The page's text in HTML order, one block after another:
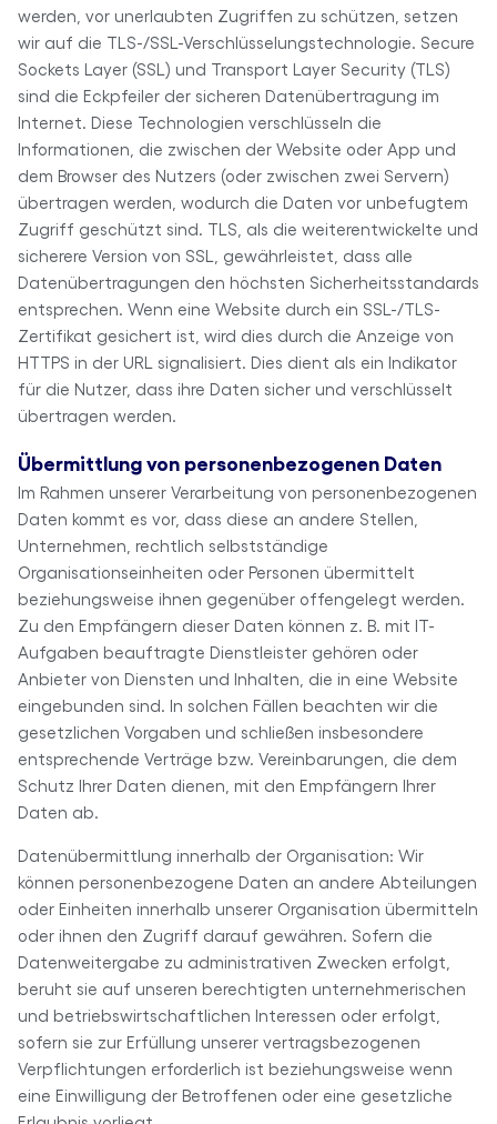
werden, vor unerlaubten Zugriffen zu schützen, setzen
wir auf die TLS-/SSL-Verschlüsselungstechnologie. Secure
Sockets Layer (SSL) und Transport Layer Security (TLS)
sind die Eckpfeiler der sicheren Datenübertragung im
Internet. Diese Technologien verschlüsseln die
Informationen, die zwischen der Website oder App und
dem Browser des Nutzers (oder zwischen zwei Servern)
übertragen werden, wodurch die Daten vor unbefugtem
Zugriff geschützt sind. TLS, als die weiterentwickelte und
sicherere Version von SSL, gewährleistet, dass alle
Datenübertragungen den höchsten Sicherheitsstandards
entsprechen. Wenn eine Website durch ein SSL-/TLS-
Zertifikat gesichert ist, wird dies durch die Anzeige von
HTTPS in der URL signalisiert. Dies dient als ein Indikator
für die Nutzer, dass ihre Daten sicher und verschlüsselt
übertragen werden.
Übermittlung von personenbezogenen Daten
Im Rahmen unserer Verarbeitung von personenbezogenen
Daten kommt es vor, dass diese an andere Stellen,
Unternehmen, rechtlich selbstständige
Organisationseinheiten oder Personen übermittelt
beziehungsweise ihnen gegenüber offengelegt werden.
Zu den Empfängern dieser Daten können z. B. mit IT-
Aufgaben beauftragte Dienstleister gehören oder
Anbieter von Diensten und Inhalten, die in eine Website
eingebunden sind. In solchen Fällen beachten wir die
gesetzlichen Vorgaben und schließen insbesondere
entsprechende Verträge bzw. Vereinbarungen, die dem
Schutz Ihrer Daten dienen, mit den Empfängern Ihrer
Daten ab.
Datenübermittlung innerhalb der Organisation: Wir
können personenbezogene Daten an andere Abteilungen
oder Einheiten innerhalb unserer Organisation übermitteln
oder ihnen den Zugriff darauf gewähren. Sofern die
Datenweitergabe zu administrativen Zwecken erfolgt,
beruht sie auf unseren berechtigten unternehmerischen
und betriebswirtschaftlichen Interessen oder erfolgt,
sofern sie zur Erfüllung unserer vertragsbezogenen
Verpflichtungen erforderlich ist beziehungsweise wenn
eine Einwilligung der Betroffenen oder eine gesetzliche